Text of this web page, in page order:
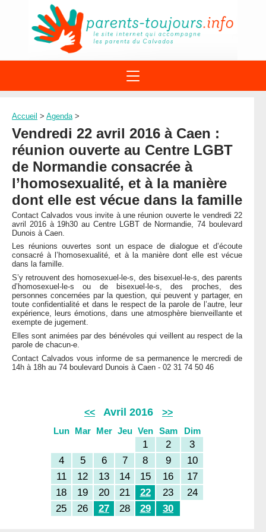
À PROPOS DU REAAP
1ÈRE VISITE
ACTUALITÉ
AGENDA
DISPOSITIFS PARENTALITÉ
SITES INTERNET
NUMÉROS VERTS
LEXIQUE
LETTRES D’INFO
MENTIONS LÉGALES
STRUCTURES
DOCUMENTS
FORMATIONS
<< Avril 2016
>>
Lun
Mar Mer Jeu Ven Sam Dim
1 2
3
4
5 6 7 8 9
10
11
12 13 14 15 16
17
18
19 20 21 22 23
24
25
26 27 28 29 30
Accueil > Agenda >
Vendredi 22 avril 2016 à Caen :
réunion ouverte au Centre LGBT
de Normandie consacrée à
l’homosexualité, et à la manière
dont elle est vécue dans la famille
Contact Calvados vous invite à une réunion ouverte le vendredi 22
avril 2016 à 19h30 au Centre LGBT de Normandie, 74 boulevard
Dunois à Caen.
Les réunions ouvertes sont un espace de dialogue et d’écoute
consacré à l’homosexualité, et à la manière dont elle est vécue
dans la famille.
S’y retrouvent des homosexuel-le-s, des bisexuel-le-s, des parents
d’homosexuel-le-s ou de bisexuel-le-s, des proches, des
personnes concernées par la question, qui peuvent y partager, en
toute confidentialité et dans le respect de la parole de l’autre, leur
expérience, leurs émotions, dans une atmosphère bienveillante et
exempte de jugement.
Elles sont animées par des bénévoles qui veillent au respect de la
parole de chacun-e.
Contact Calvados vous informe de sa permanence le mercredi de
14h à 18h au 74 boulevard Dunois à Caen - 02 31 74 50 46